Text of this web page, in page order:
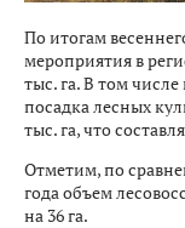
По итогам
мероприятия в
тыс. га. В том
посадка лесных
тыс. га, что
Отметим, по
года объем
на 36 га.